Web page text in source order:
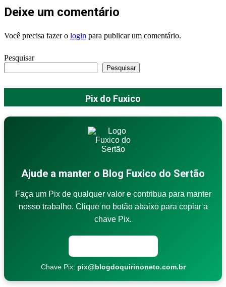
Deixe um comentário
Você precisa fazer o login para publicar um comentário.
Pesquisar
Pesquisar
Pix do Fuxico
Ajude a manter o Blog Fuxico do Sertão
Faça um Pix de qualquer valor e contribua para manter
nosso trabalho. Clique no botão abaixo para copiar a
chave Pix.
Chave Pix: pix@blogdoquirinoneto.com.br